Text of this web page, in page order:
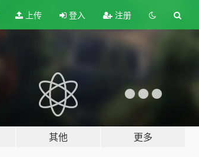
上传 登入 注册
其他 更多